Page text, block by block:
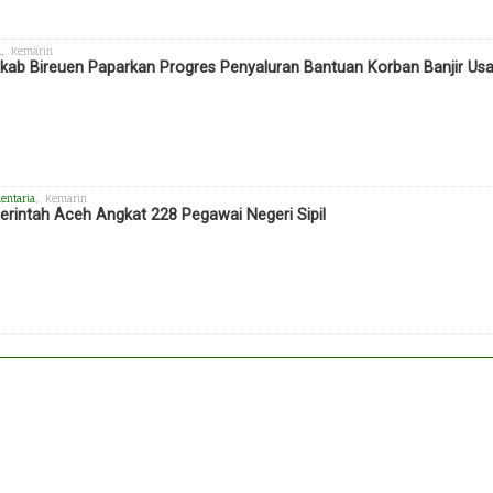
, Kemarin
Bireuen Paparkan Progres Penyaluran Bantuan Korban Banjir
, Kemarin
Aceh Angkat 228 Pegawai Negeri Sipil